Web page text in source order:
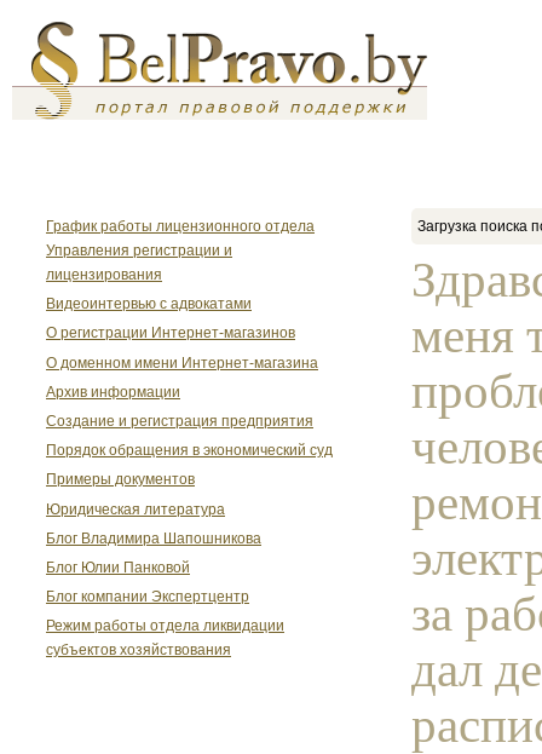
График работы лицензионного отдела
Управления регистрации и
лицензирования
Видеоинтервью с адвокатами
О регистрации Интернет-магазинов
О доменном имени Интернет-магазина
Архив информации
Создание и регистрация предприятия
Порядок обращения в экономический суд
Примеры документов
Юридическая литература
Блог Владимира Шапошникова
Блог Юлии Панковой
Блог компании Экспертцентр
Режим работы отдела ликвидации
субъектов хозяйствования
Загрузка поиска
меня
за
дал